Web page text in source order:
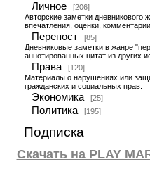
Личное
[206]
Авторские заметки дневникового
впечатления, оценки, комментарии.
Перепост
[85]
Дневниковые заметки в жанре
аннотированных цитат из других
Права
[120]
Материалы о нарушениях или
гражданских и социальных прав.
Экономика [25]
Политика [195]
Подписка
Скачать на PLAY